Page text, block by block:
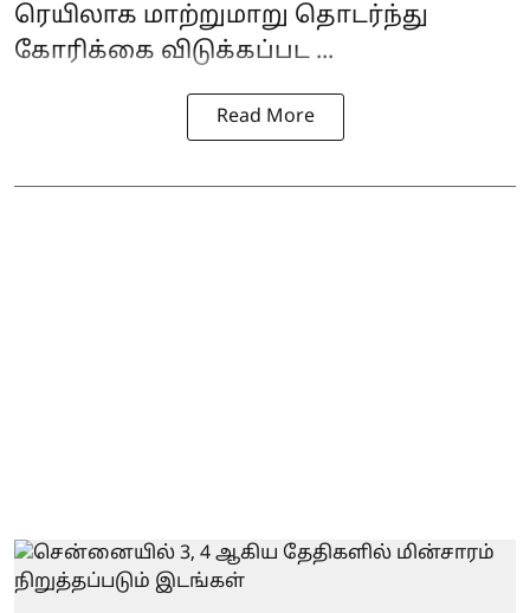
ரெயிலாக மாற்றுமாறு தொடர்ந்து
கோரிக்கை விடுக்கப்பட ...
Read More